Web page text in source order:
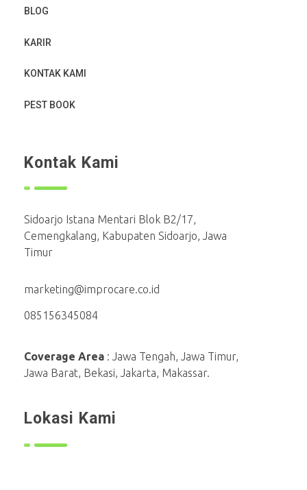
BLOG
KARIR
KONTAK KAMI
PEST BOOK
Kontak Kami
Sidoarjo Istana Mentari Blok B2/17,
Cemengkalang, Kabupaten Sidoarjo, Jawa
Timur
marketing@improcare.co.id
085156345084
Coverage Area : Jawa Tengah, Jawa Timur,
Jawa Barat, Bekasi, Jakarta, Makassar.
Lokasi Kami